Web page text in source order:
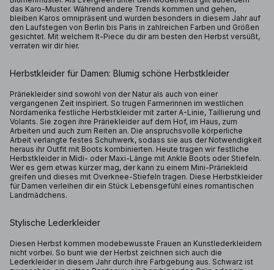
das Karo-Muster. Während andere Trends kommen und gehen,
bleiben Karos omnipräsent und wurden besonders in diesem Jahr auf
den Laufstegen von Berlin bis Paris in zahlreichen Farben und Größen
gesichtet. Mit welchem It-Piece du dir am besten den Herbst versüßt,
verraten wir dir hier.
Herbstkleider für Damen: Blumig schöne Herbstkleider
Präriekleider sind sowohl von der Natur als auch von einer
vergangenen Zeit inspiriert. So trugen Farmerinnen im westlichen
Nordamerika festliche Herbstkleider mit zarter A-Linie, Taillierung und
Volants. Sie zogen ihre Präriekleider auf dem Hof, im Haus, zum
Arbeiten und auch zum Reiten an. Die anspruchsvolle körperliche
Arbeit verlangte festes Schuhwerk, sodass sie aus der Notwendigkeit
heraus ihr Outfit mit Boots kombinierten. Heute tragen wir festliche
Herbstkleider in Midi- oder Maxi-Länge mit Ankle Boots oder Stiefeln.
Wer es gern etwas kürzer mag, der kann zu einem Mini-Präriekleid
greifen und dieses mit Overknee-Stiefeln tragen. Diese Herbstkleider
für Damen verleihen dir ein Stück Lebensgefühl eines romantischen
Landmädchens.
Stylische Lederkleider
Diesen Herbst kommen modebewusste Frauen an Kunstlederkleidern
nicht vorbei. So bunt wie der Herbst zeichnen sich auch die
Lederkleider in diesem Jahr durch ihre Farbgebung aus. Schwarz ist